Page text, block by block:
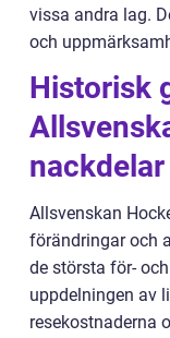
vissa andra lag.
och
Historisk
nackdelar
Allsvenskan
förändringar och
de största för-
uppdelningen av
resekostnaderna